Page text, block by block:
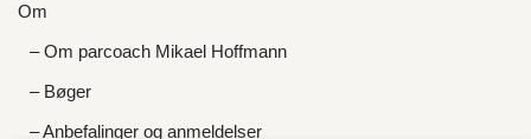
Om
– Om parcoach Mikael Hoffmann
– Bøger
– Anbefalinger og anmeldelser